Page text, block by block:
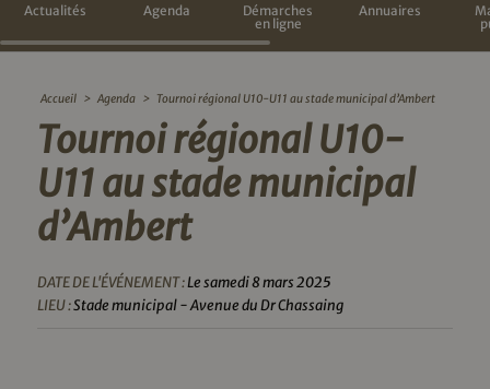
Actualités Agenda
Démarches
en ligne
Annuaires
Accueil > Agenda > Tournoi régional U10-U11 au stade municipal d’Ambert
Tournoi régional U10-
U11 au stade municipal
d’Ambert
DATE DE L'ÉVÉNEMENT :Le samedi 8 mars 2025
LIEU :Stade municipal - Avenue du Dr Chassaing